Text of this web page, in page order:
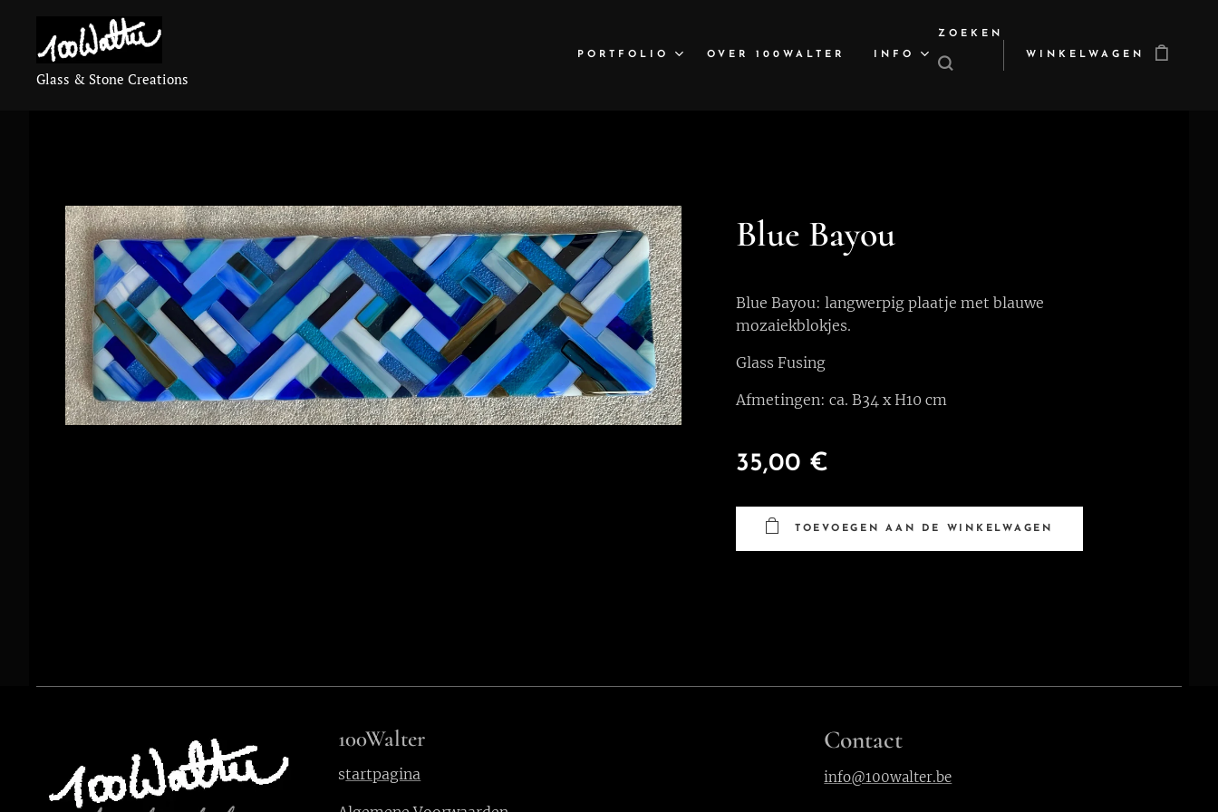
Glass & Stone Creations
PORTFOLIO OVER 100WALTER INFO
ZOEKEN
WINKELWAGEN
Blue Bayou
Blue Bayou: langwerpig plaatje met blauwe
mozaiekblokjes.
Glass Fusing
Afmetingen: ca. B34 x H10 cm
35,00 €
TOEVOEGEN AAN DE WINKELWAGEN
100Walter
startpagina
Contact
info@100walter.be